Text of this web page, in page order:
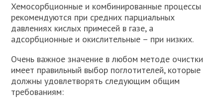
Хемосорбционные и комбинированные процессы
рекомендуются при средних парциальных
давлениях кислых примесей в газе, а
адсорбционные и окислительные – при низких.
Очень важное значение в любом методе очистки
имеет пра­вильный выбор поглотителей, которые
должны удовлетворять следующим общим
требованиям: